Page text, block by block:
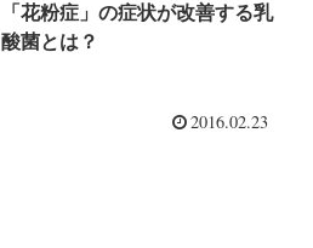
「花粉症」の症状が改善する乳
酸菌とは？
2016.02.23